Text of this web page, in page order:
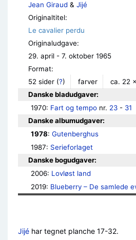
Jean Giraud & Jijé
Originaltitel:
Le cavalier perdu
Originaludgave:
29. april - 7. oktober 1965
Format:
52 sider (?) farver
ca. 22
Danske bladudgaver:
1970: Fart og tempo nr. 23 - 31
Danske albumudgaver:
1978: Gutenberghus
1987: Serieforlaget
Danske bogudgaver:
2006: Lovløst land
2019: Blueberry – De samlede
Jijé har tegnet planche 17-32.